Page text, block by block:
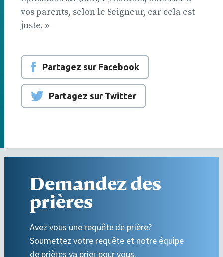
vos parents, selon le Seigneur, car cela est
juste. »
Partagez sur Facebook
Partagez sur Twitter
Demandez des
prières
Avez vous une requête de prière?
Soumettez votre requête et notre équipe
de prières va prier pour vous.